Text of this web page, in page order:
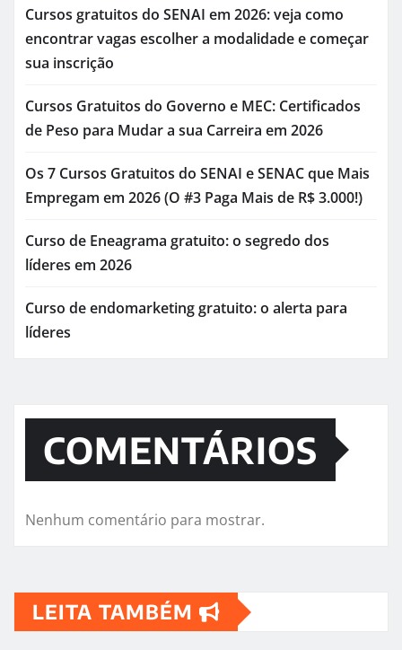
Cursos gratuitos do SENAI em 2026: veja como
encontrar vagas escolher a modalidade e começar
sua inscrição
Cursos Gratuitos do Governo e MEC: Certificados
de Peso para Mudar a sua Carreira em 2026
Os 7 Cursos Gratuitos do SENAI e SENAC que Mais
Empregam em 2026 (O #3 Paga Mais de R$ 3.000!)
Curso de Eneagrama gratuito: o segredo dos
líderes em 2026
Curso de endomarketing gratuito: o alerta para
líderes
COMENTÁRIOS
Nenhum comentário para mostrar.
LEITA TAMBÉM